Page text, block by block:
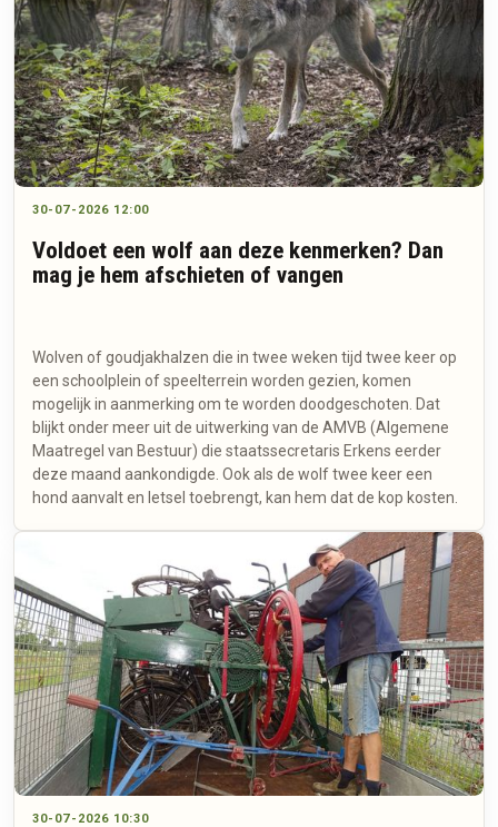
30-07-2026 12:00
Voldoet een wolf aan deze kenmerken? Dan
mag je hem afschieten of vangen
Wolven of goudjakhalzen die in twee weken tijd twee keer op
een schoolplein of speelterrein worden gezien, komen
mogelijk in aanmerking om te worden doodgeschoten. Dat
blijkt onder meer uit de uitwerking van de AMVB (Algemene
Maatregel van Bestuur) die staatssecretaris Erkens eerder
deze maand aankondigde. Ook als de wolf twee keer een
hond aanvalt en letsel toebrengt, kan hem dat de kop kosten.
30-07-2026 10:30